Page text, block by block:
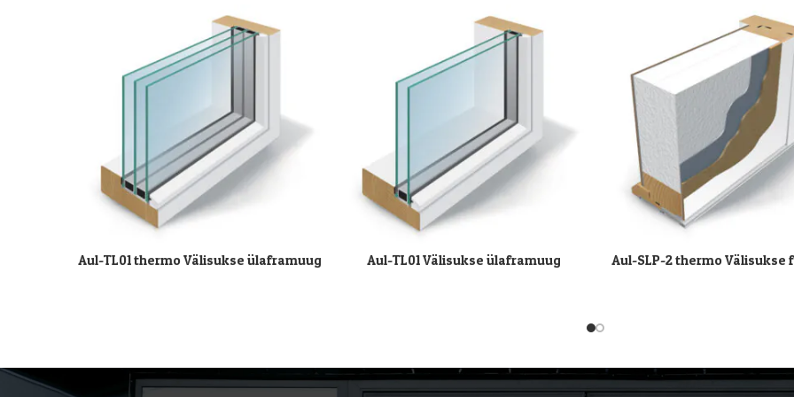
LOE EDASI
Aul-TL01 thermo Välisukse ülaframuug LOE EDASI
Aul-TL01 Välisukse ülaframuug LOE EDASI
Aul-SLP-2 thermo Välisukse